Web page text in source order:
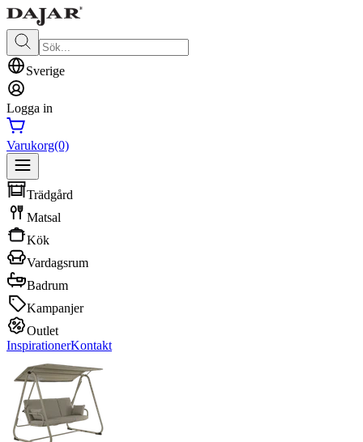
Sverige
Logga in
Varukorg(0)
Trädgård
Matsal
Kök
Vardagsrum
Badrum
Kampanjer
Outlet
InspirationerKontakt